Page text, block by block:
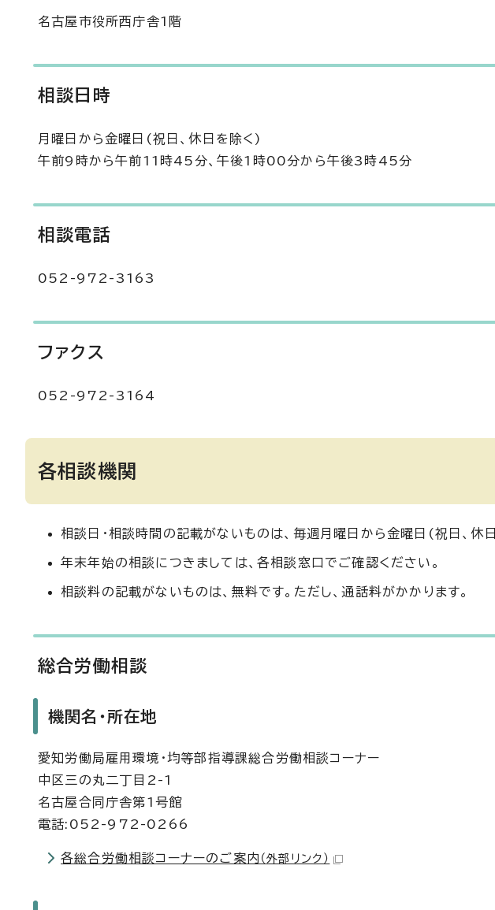
名古屋市役所西庁舎1階
相談日時
月曜日から金曜日(祝日、休日を除く)
午前9時から午前11時45分、午後1時00分から午後3時45分
相談電話
052-972-3163
ファクス
052-972-3164
各相談機関
相談日・相談時間の記載がないものは、毎週月曜日から金曜日(祝日、
年末年始の相談につきましては、各相談窓口でご確認ください。
相談料の記載がないものは、無料です。ただし、通話料がかかります。
総合労働相談
機関名・所在地
愛知労働局雇用環境・均等部指導課総合労働相談コーナー
中区三の丸二丁目2-1
名古屋合同庁舎第1号館
電話:052-972-0266
各総合労働相談コーナーのご案内 （外部リンク）